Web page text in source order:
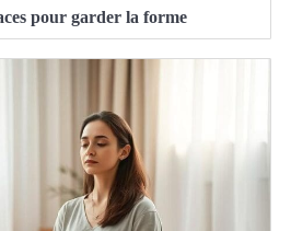
pour garder la forme